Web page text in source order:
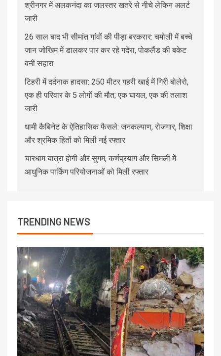
श्रीनगर में अलकनंदा का जलस्तर खतरे से नीचे लेकिन अलर्ट
जारी
26 साल बाद भी सीमांत गांवों की पीड़ा बरकरार: चमोली में बच्चे
जान जोखिम में डालकर पार कर रहे गदेरा, पोकलैंड की बकेट
बनी सहारा
टिहरी में दर्दनाक हादसा: 250 मीटर गहरी खाई में गिरी बोलेरो,
एक ही परिवार के 5 लोगों की मौत; एक घायल, एक की तलाश
जारी
धामी कैबिनेट के ऐतिहासिक फैसले: जनकल्याण, रोजगार, शिक्षा
और श्रमिक हितों को मिली नई रफ्तार
चारधाम यात्रा होगी और सुगम, कर्णप्रयाग और सिमली में
आधुनिक पार्किंग परियोजनाओं को मिली रफ्तार
TRENDING NEWS